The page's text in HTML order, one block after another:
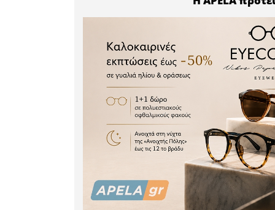
και ένα
μπορούμε
και να
αίτημα